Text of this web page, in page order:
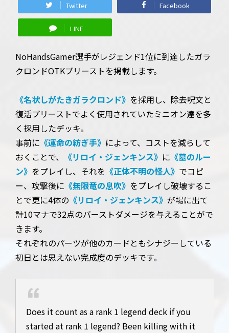
Twitter Facebook
LINE
NoHandsGamer選手がレジェンド1位に到達したガラ
クロンドOTKプリーストを掲載します。
《名状しがたきガラクロンド》 を採用し、除去呪文と
復活プリーストでよく使用されていたミニオン達を多
く採用したデッキ。
事前に 《運命の紡ぎ手》 によって、コストを減らして
おくことで、
《リロイ・ジェンキンス》 に 《墓のルー
ン》 をプレイし、それを 《正体不明の怪人》 でコピ
ー、攻撃後に 《無限竜の息吹》 をプレイし破壊するこ
とで更に4体の 《リロイ・ジェンキンス》 が場に出て
計10マナで32点のバーストダメージを与えることがで
きます。
それぞれのパーツが他のカードともシナジーしている
初日とは思えない完成度のデッキです。
Does it count as a rank 1 legend deck if you
started at rank 1 legend? Been killing with it